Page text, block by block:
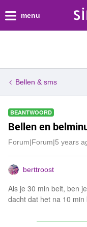
menu
Bellen & sms
BEANTWOORD
Bellen en
Forum|Forum|5 years
berttroost
Als je 30 min belt, ben
dacht dat het na 10